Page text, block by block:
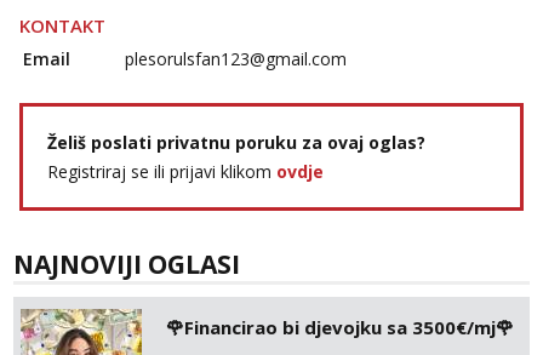
KONTAKT
Email plesorulsfan123@gmail.com
Želiš poslati privatnu poruku za ovaj oglas?
Registriraj se ili prijavi klikom ovdje
NAJNOVIJI OGLASI
🌹Financirao bi djevojku sa 3500€/mj🌹